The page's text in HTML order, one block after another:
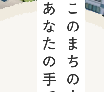
あなたの手で